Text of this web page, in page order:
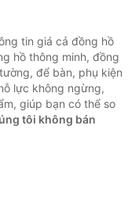
tin giá cả đồng hồ
hồ thông minh, đồng
để bàn, phụ kiện
lực không ngừng,
giúp bạn có thể so
tôi không bán